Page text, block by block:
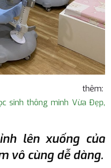
sinh thông minh Vừa Đẹp,
lên xuống của
vô cùng dễ dàng.